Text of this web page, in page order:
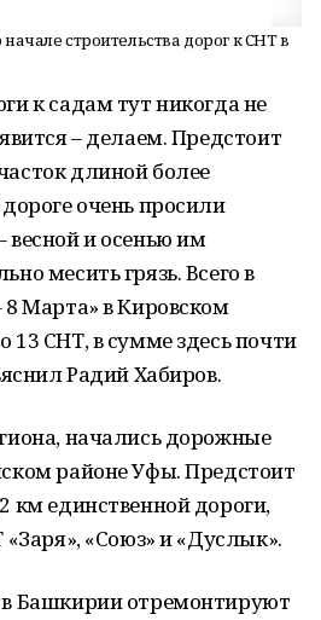
строительства дорог к СНТ в
к садам тут никогда не
– делаем. Предстоит
длиной более
очень просили
и осенью им
месить грязь. Всего в
Марта» в Кировском
13 СНТ, в сумме здесь почти
Радий Хабиров.
начались дорожные
районе Уфы. Предстоит
км единственной дороги,
«Союз» и «Дуслык».
Башкирии отремонтируют